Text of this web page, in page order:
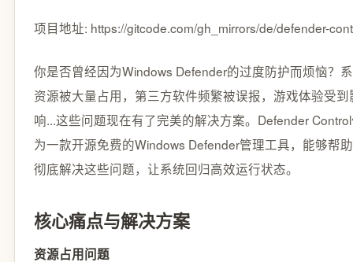
项目地址: https://gitcode.com/gh_mirrors/de/defender-
你是否曾经因为Windows Defender的过度防护而烦恼？
资源被大量占用，第三方软件频繁被误报，游戏体验受到
响...这些问题现在有了完美的解决方案。Defender
为一款开源免费的Windows Defender管理工具，能够帮
彻底解决这些问题，让系统回归高效运行状态。
核心痛点与解决方案
资源占用问题